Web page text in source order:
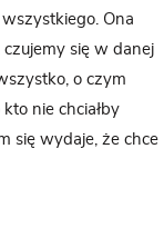
wszystkiego. Ona
się w danej
o czym
nie chciałby
się wydaje, że chce